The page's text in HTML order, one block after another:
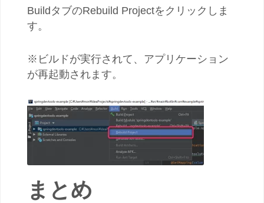
BuildタブのRebuild Projectをクリックしま
す。
※ビルドが実行されて、アプリケーション
が再起動されます。
まとめ